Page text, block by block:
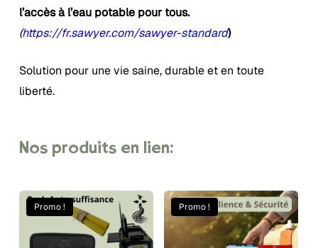
l’accès à l’eau potable pour tous.
(https://fr.sawyer.com/sawyer-standard)
Solution pour une vie saine, durable et en toute
liberté.
Nos produits en lien:
Promo ! Promo !